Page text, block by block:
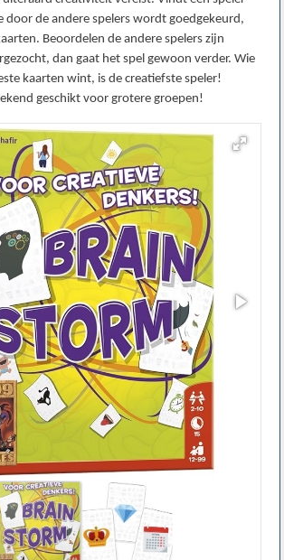
door de andere spelers wordt goedgekeurd,
Beoordelen de andere spelers zijn
dan gaat het spel gewoon verder. Wie
kaarten wint, is de creatiefste speler!
geschikt voor grotere groepen!